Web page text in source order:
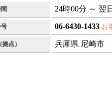
24時00分 ～ 翌
号 06-6430-1433 お
点） 兵庫県 尼崎市